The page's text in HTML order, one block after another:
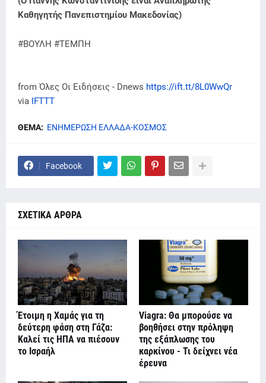
Καθηγητής Πανεπιστημίου Μακεδονίας)
#ΒΟΥΛΗ #ΤΕΜΠΗ
from Όλες Οι Ειδήσεις - Dnews https://ift.tt/8L0WwQr
via IFTTT
ΘΕΜΑ: ΕΝΗΜΕΡΩΣΗ ΕΛΛΑΔΑ-ΚΟΣΜΟΣ
Facebook
ΣΧΕΤΙΚΑ ΑΡΘΡΑ
Έτοιμη η Χαμάς για τη
δεύτερη φάση στη Γάζα:
Καλεί τις ΗΠΑ να πιέσουν
το Ισραήλ
Viagra: Θα μπορούσε να
βοηθήσει στην πρόληψη
της εξάπλωσης του
καρκίνου - Τι δείχνει νέα
έρευνα